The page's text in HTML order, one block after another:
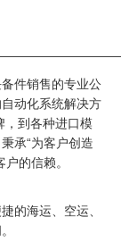
件销售的专业公
动化系统解决方
，到各种进口模
承“为客户创造
的信赖。
的海运、空运、